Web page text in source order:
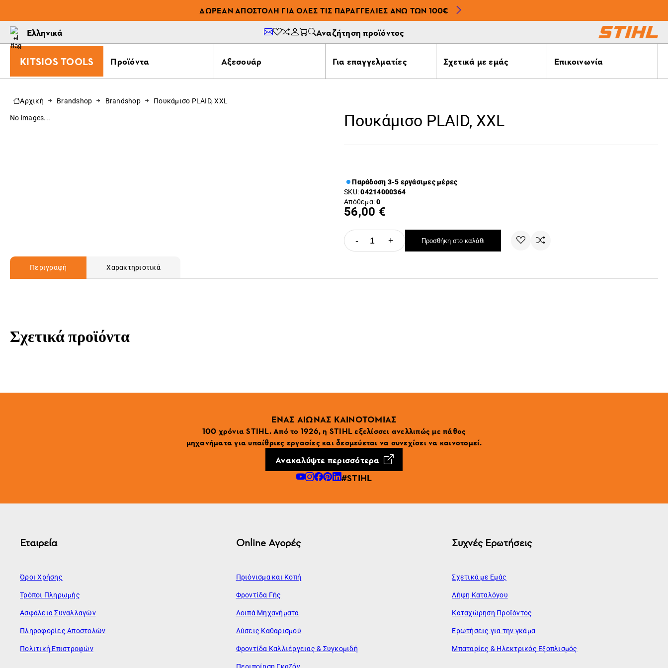
ΔΩΡΕΆΝ ΑΠΟΣΤΟΛΉ ΓΙΑ ΌΛΕΣ ΤΙΣ ΠΑΡΑΓΓΕΛΊΕΣ ΆΝΩ ΤΩΝ 100€
Ελληνικά Αναζήτηση προϊόντος
KITSIOS TOOLS Προϊόντα Αξεσουάρ Για επαγγελματίες Σχετικά με εμάς Επικοινωνία
Αρχική Brandshop Brandshop Πουκάμισο PLAID, XXL
No images... Πουκάμισο PLAID, XXL
Παράδοση 3-5 εργάσιμες μέρες
SKU:04214000364
Απόθεμα:0
56,00 €
- + Προσθήκη στο καλάθι
Περιγραφή Χαρακτηριστικά
Σχετικά προϊόντα
ΕΝΑΣ ΑΙΩΝΑΣ ΚΑΙΝΟΤΟΜΙΑΣ
100 χρόνια STIHL. Από το 1926, η STIHL εξελίσσει ανελλιπώς με πάθος
μηχανήματα για υπαίθριες εργασίες και δεσμεύεται να συνεχίσει να καινοτομεί.
Ανακαλύψτε περισσότερα
#STIHL
Εταιρεία
Όροι Χρήσης
Τρόποι Πληρωμής
Ασφάλεια Συναλλαγών
Πληροφορίες Αποστολών
Πολιτική Επιστροφών
Online Αγορές
Πριόνισμα και Κοπή
Φροντίδα Γής
Λοιπά Μηχανήματα
Λύσεις Καθαρισμού
Φροντίδα Καλλιέργειας & Συγκομιδή
Περιποίηση Γκαζόν
Συχνές Ερωτήσεις
Σχετικά με Εμάς
Λήψη Καταλόγου
Καταχώρηση Προϊόντος
Ερωτήσεις για την γκάμα
Μπαταρίες & Ηλεκτρικός Εξοπλισμός